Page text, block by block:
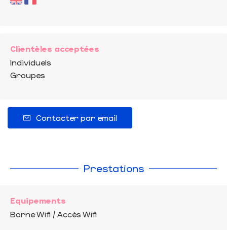
Clientèles acceptées
Individuels
Groupes
Contacter par email
Prestations
Equipements
Borne Wifi / Accès Wifi